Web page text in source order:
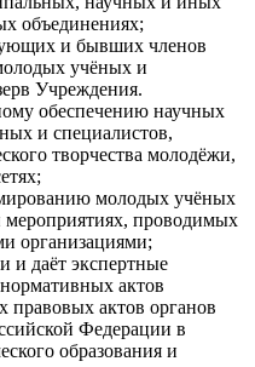
объединениях;
и бывших членов
учёных и
Учреждения.
обеспечению научных
и специалистов,
творчества молодёжи,
молодых учёных
мероприятиях, проводимых
организациями;
и даёт экспертные
актов
актов органов
Федерации в
образования и